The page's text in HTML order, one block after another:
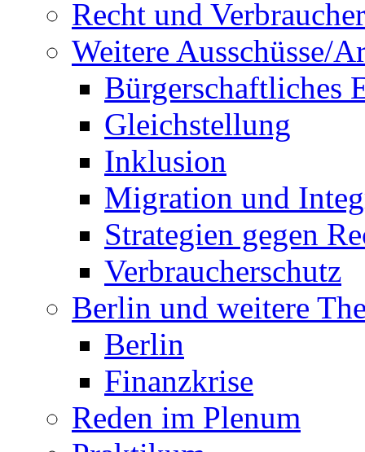
Recht und
Weitere Ausschüsse/
Bürgerschaftliches
Gleichstellung
Inklusion
Migration und
Strategien gegen
Verbraucherschutz
Berlin und weitere
Berlin
Finanzkrise
Reden im Plenum